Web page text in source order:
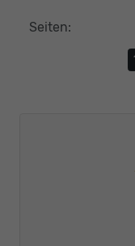
Seiten: